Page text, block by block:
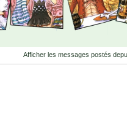
Afficher les messages postés